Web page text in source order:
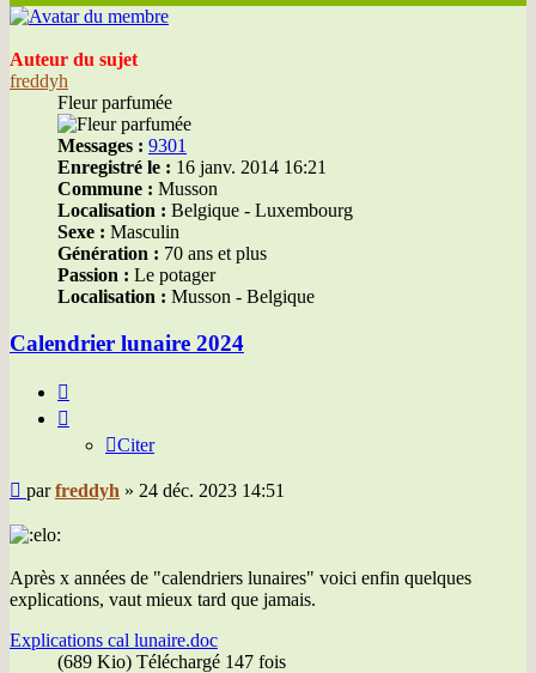
Auteur du sujet
freddyh
Fleur parfumée
Messages : 9301
Enregistré le : 16 janv. 2014 16:21
Commune : Musson
Localisation : Belgique - Luxembourg
Sexe : Masculin
Génération : 70 ans et plus
Passion : Le potager
Localisation : Musson - Belgique
Calendrier lunaire 2024
Citer
Message
parfreddyh » 24 déc. 2023 14:51
Après x années de "calendriers lunaires" voici enfin quelques
explications, vaut mieux tard que jamais.
Explications cal lunaire.doc
(689 Kio) Téléchargé 147 fois